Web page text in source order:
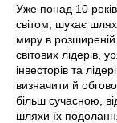
Уже понад 10 років
світом, шукає
миру в
світових лідерів,
інвесторів та
визначити й
більш сучасною,
шляхи їх